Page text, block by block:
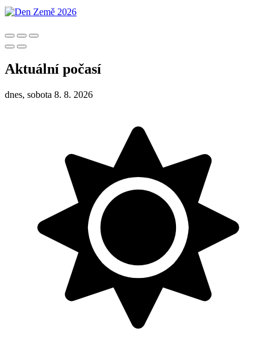
Aktuální počasí
dnes, sobota 8. 8. 2026